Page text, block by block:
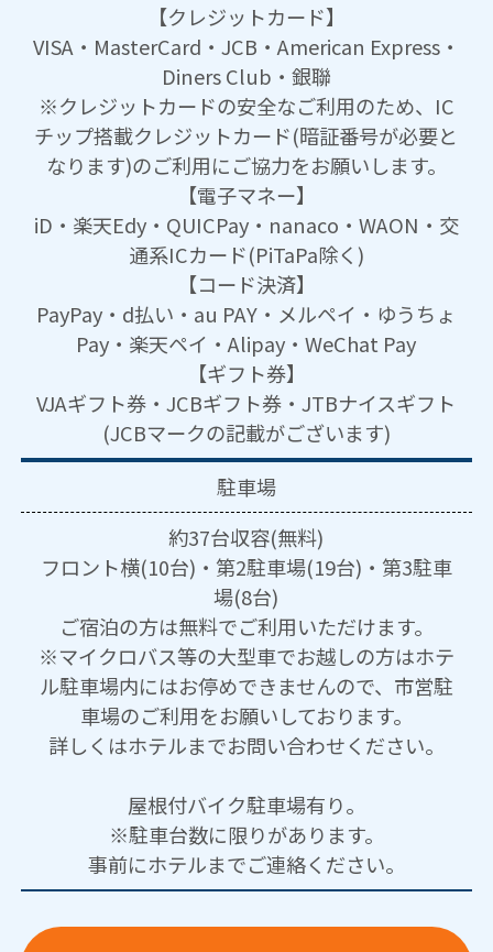
【クレジットカード】
VISA・MasterCard・JCB・American Express・
Diners Club・銀聯
※クレジットカードの安全なご利用のため、IC
チップ搭載クレジットカード(暗証番号が必要と
なります)のご利用にご協力をお願いします。
【電子マネー】
iD・楽天Edy・QUICPay・nanaco・WAON・交
通系ICカード(PiTaPa除く)
【コード決済】
PayPay・d払い・au PAY・メルペイ・ゆうちょ
Pay・楽天ペイ・Alipay・WeChat Pay
【ギフト券】
VJAギフト券・JCBギフト券・JTBナイスギフト
(JCBマークの記載がございます)
駐車場
約37台収容(無料)
フロント横(10台)・第2駐車場(19台)・第3駐車
場(8台)
ご宿泊の方は無料でご利用いただけます。
※マイクロバス等の大型車でお越しの方はホテ
ル駐車場内にはお停めできませんので、市営駐
車場のご利用をお願いしております。
詳しくはホテルまでお問い合わせください。
屋根付バイク駐車場有り。
※駐車台数に限りがあります。
事前にホテルまでご連絡ください。